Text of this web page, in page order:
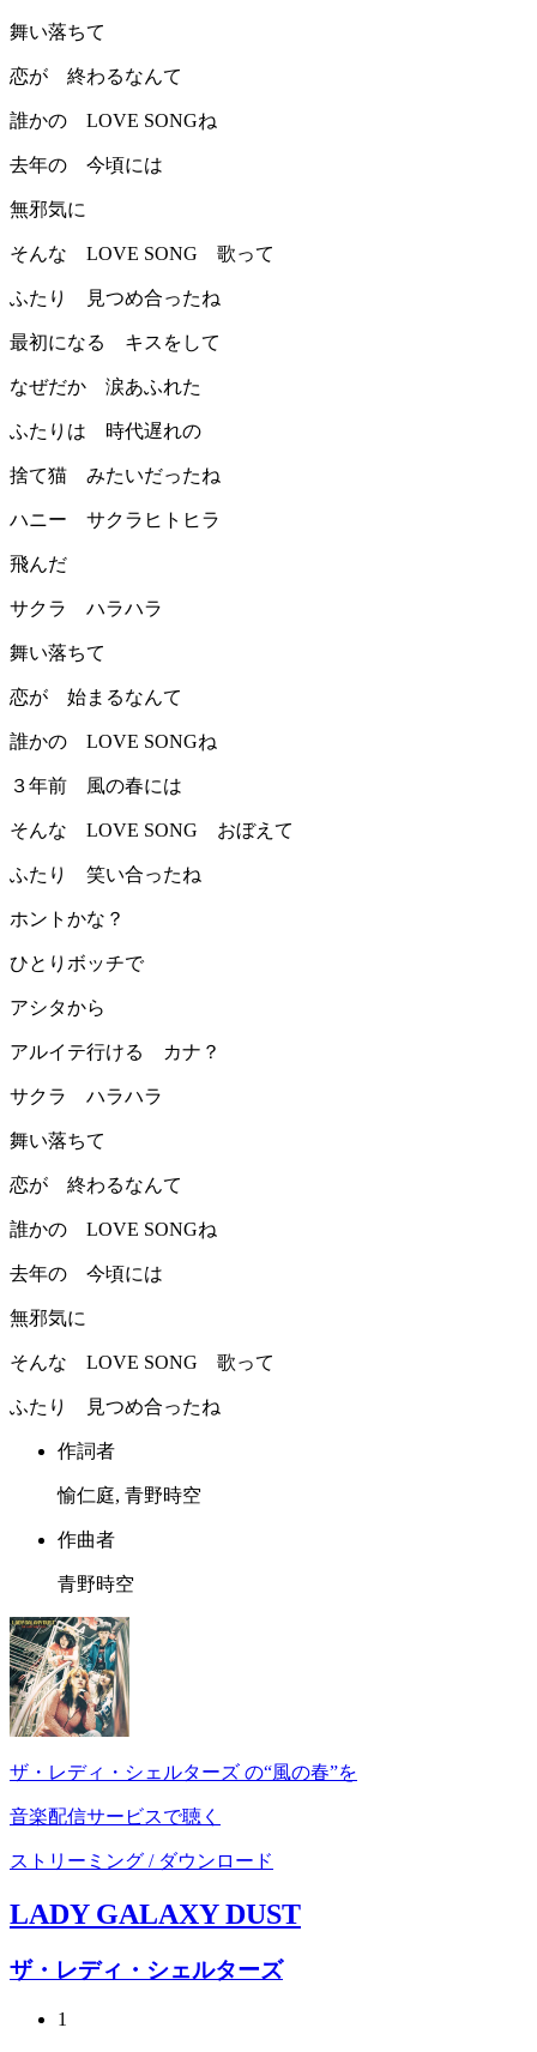
舞い落ちて
恋が 終わるなんて
誰かの LOVE SONGね
去年の 今頃には
無邪気に
そんな LOVE SONG 歌って
ふたり 見つめ合ったね
最初になる キスをして
なぜだか 涙あふれた
ふたりは 時代遅れの
捨て猫 みたいだったね
ハニー サクラヒトヒラ
飛んだ
サクラ ハラハラ
舞い落ちて
恋が 始まるなんて
誰かの LOVE SONGね
３年前 風の春には
そんな LOVE SONG おぼえて
ふたり 笑い合ったね
ホントかな？
ひとりボッチで
アシタから
アルイテ行ける カナ？
サクラ ハラハラ
舞い落ちて
恋が 終わるなんて
誰かの LOVE SONGね
去年の 今頃には
無邪気に
そんな LOVE SONG 歌って
ふたり 見つめ合ったね
作詞者
愉仁庭, 青野時空
作曲者
青野時空
ザ・レディ・シェルターズ の“風の春”を
音楽配信サービスで聴く
ストリーミング / ダウンロード
LADY GALAXY DUST
ザ・レディ・シェルターズ
1